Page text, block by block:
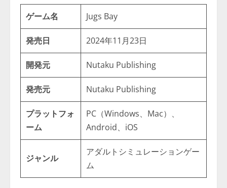
ゲーム名 Jugs Bay
発売日 2024年11月23日
開発元 Nutaku Publishing
発売元 Nutaku Publishing
プラットフォ
ーム
PC（Windows、Mac）、
Android、iOS
ジャンル
アダルトシミュレーションゲー
ム